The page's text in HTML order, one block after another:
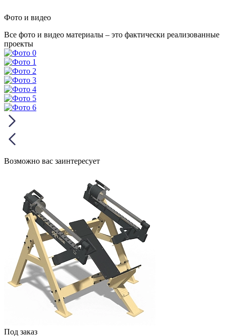
Фото и видео
Все фото и видео материалы – это фактически реализованные
проекты
Возможно вас заинтересует
Под заказ